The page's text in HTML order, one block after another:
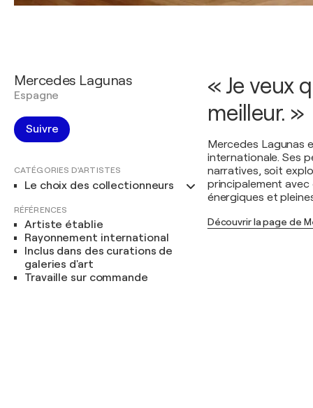
Mercedes Lagunas
Espagne
Suivre
CATÉGORIES D'ARTISTES
Le choix des collectionneurs
RÉFÉRENCES
Artiste établie
Rayonnement international
Inclus dans des curations de
galeries d'art
Travaille sur commande
« Je veux
meilleur. »
Mercedes Lagunas
internationale. Ses
narratives, soit
principalement
énergiques et
Découvrir la page de